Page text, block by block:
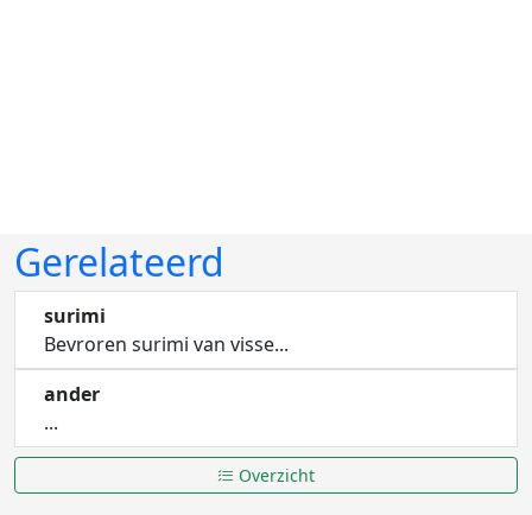
Gerelateerd
surimi
Bevroren surimi van visse...
ander
...
Overzicht